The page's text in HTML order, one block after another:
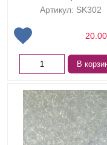
Артикул: SK302
20.00
В